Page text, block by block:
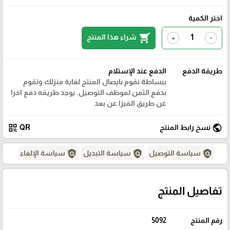
اختر الكمية
-
+
shopping_cart شراء هذا المنتج
طريقة الدفع
الدفع عند الإستلام
ببساطة نقوم بايصال المنتج لغاية منزلك وتقوم
بدفع الثمن لموظف التوصيل. يوجد طريقه دفع اخرا
عن طريق الفيزا عن بعد
public نسخ رابط المنتج QR
qr_code
policy سياسة التوصيل policy سياسة التبديل policy سياسة الإلغاء
تفاصيل المنتج
رقم المنتج 5092